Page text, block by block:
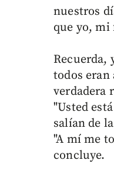
nuestros
que yo, mi
Recuerda,
todos eran
verdadera
"Usted
salían de
"A mí me
concluye.